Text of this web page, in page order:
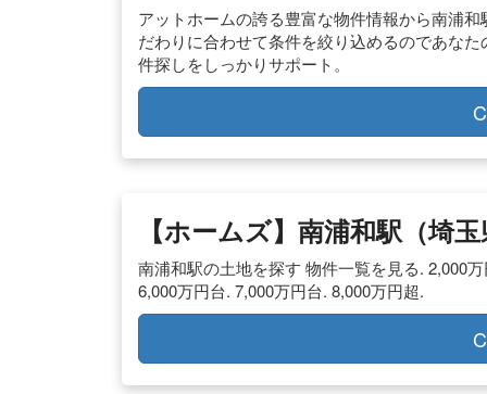
アットホームの誇る豊富な物件情報から南浦
だわりに合わせて条件を絞り込めるのであな
件探しをしっかりサポート。
【ホームズ】南浦和駅（埼
南浦和駅の土地を探す 物件一覧を見る. 2,000
6,000万円台. 7,000万円台. 8,000万円超.